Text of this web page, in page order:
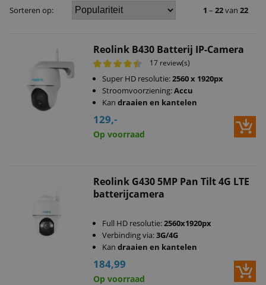
Sorteren op: 1 – 22van 22
Reolink B430 Batterij IP-Camera
17 review(s)
Super HD resolutie:2560 x 1920px
Stroomvoorziening:Accu
Kan draaien en kantelen
129,-
Op voorraad
Reolink G430 5MP Pan Tilt 4G LTE
batterijcamera
Full HD resolutie:2560x1920px
Verbinding via:3G/4G
Kan draaien en kantelen
184,99
Op voorraad